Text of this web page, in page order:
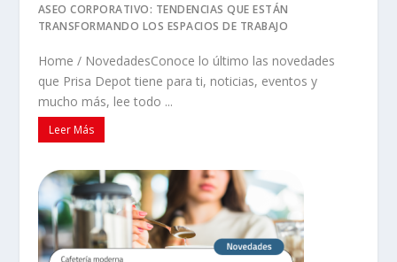
ASEO CORPORATIVO: TENDENCIAS QUE ESTÁN
TRANSFORMANDO LOS ESPACIOS DE TRABAJO
Home / NovedadesConoce lo último las novedades
que Prisa Depot tiene para ti, noticias, eventos y
mucho más, lee todo ...
Leer Más